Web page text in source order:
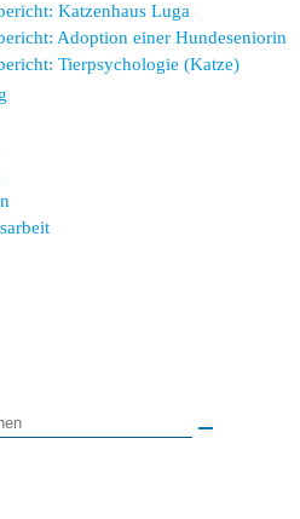
Katzenhaus Luga
Adoption einer Hundeseniorin
Tierpsychologie (Katze)